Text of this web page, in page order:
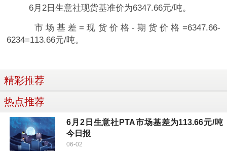
6月2日生意社现货基准价为6347.66元/吨。
市场基差=现货价格-期货价格=6347.66-
6234=113.66元/吨。
精彩推荐
热点推荐
6月2日生意社PTA市场基差为113.66元/吨
今日报
06-02